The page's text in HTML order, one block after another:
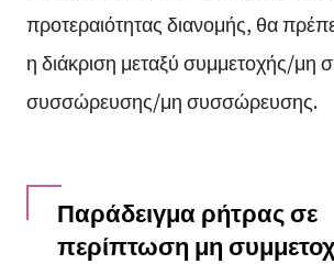
προτεραιότητας διανομής, θα
η διάκριση μεταξύ συμμετοχής/μη
συσσώρευσης/μη συσσώρευσης.
Παράδειγμα ρήτρας σε
περίπτωση μη